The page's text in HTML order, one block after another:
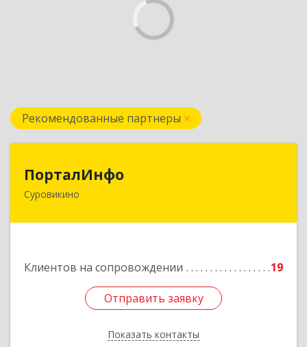
Рекомендованные партнеры
ПорталИнфо
Суровикино
Клиентов на сопровождении 19
Отправить заявку
Показать контакты
404414, г.Суровкино Волгоградской обл. ул. 1-й
Отправить заявку
Назад